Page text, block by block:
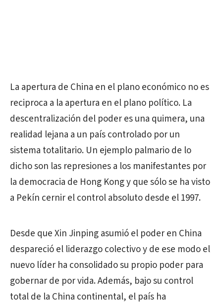
La apertura de China en el plano económico no es
reciproca a la apertura en el plano político. La
descentralización del poder es una quimera, una
realidad lejana a un país controlado por un
sistema totalitario. Un ejemplo palmario de lo
dicho son las represiones a los manifestantes por
la democracia de Hong Kong y que sólo se ha visto
a Pekín cernir el control absoluto desde el 1997.
Desde que Xin Jinping asumió el poder en China
despareció el liderazgo colectivo y de ese modo el
nuevo líder ha consolidado su propio poder para
gobernar de por vida. Además, bajo su control
total de la China continental, el país ha